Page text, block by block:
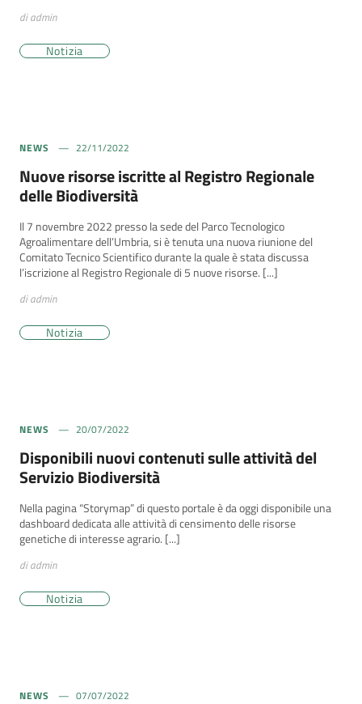
di admin
Notizia
NEWS 22/11/2022
Nuove risorse iscritte al Registro Regionale
delle Biodiversità
Il 7 novembre 2022 presso la sede del Parco Tecnologico
Agroalimentare dell’Umbria, si è tenuta una nuova riunione del
Comitato Tecnico Scientifico durante la quale è stata discussa
l’iscrizione al Registro Regionale di 5 nuove risorse. [...]
di admin
Notizia
NEWS 20/07/2022
Disponibili nuovi contenuti sulle attività del
Servizio Biodiversità
Nella pagina “Storymap” di questo portale è da oggi disponibile una
dashboard dedicata alle attività di censimento delle risorse
genetiche di interesse agrario. [...]
di admin
Notizia
NEWS 07/07/2022